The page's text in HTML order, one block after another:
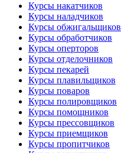
Курсы накатчиков
Курсы наладчиков
Курсы обжигальщиков
Курсы обработчиков
Курсы оперторов
Курсы отделочников
Курсы пекарей
Курсы плавильщиков
Курсы поваров
Курсы полировщиков
Курсы помощников
Курсы прессовщиков
Курсы приемщиков
Курсы пропитчиков